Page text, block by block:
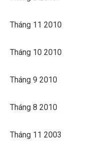
Tháng 11 2010
Tháng 10 2010
Tháng 9 2010
Tháng 8 2010
Tháng 11 2003